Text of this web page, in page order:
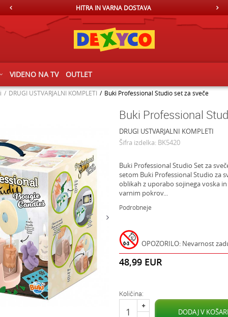
HITRA IN VARNA DOSTAVA
VIDENO NA TV OUTLET
DRUGI USTVARJALNI KOMPLETI Buki Professional Studio set za sveče
Buki Professional
DRUGI USTVARJALNI KOMPLETI
Šifra izdelka: BK5420
Buki Professional Studio Set za
setom Buki Professional Studio za
oblikah z uporabo sojinega voska
varnim pokrov...
Podrobneje
OPOZORILO: Nevarnost
48,99 EUR
Količina:
DODAJ V